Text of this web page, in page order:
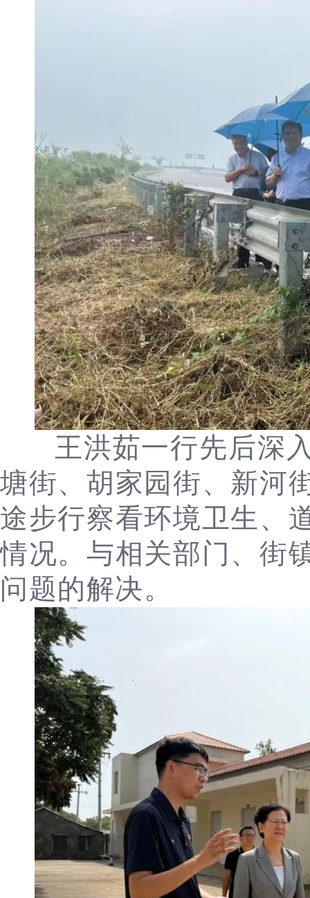
王洪茹一行先后深
塘街、胡家园街、新河
途步行察看环境卫生、
情况。与相关部门、街
问题的解决。